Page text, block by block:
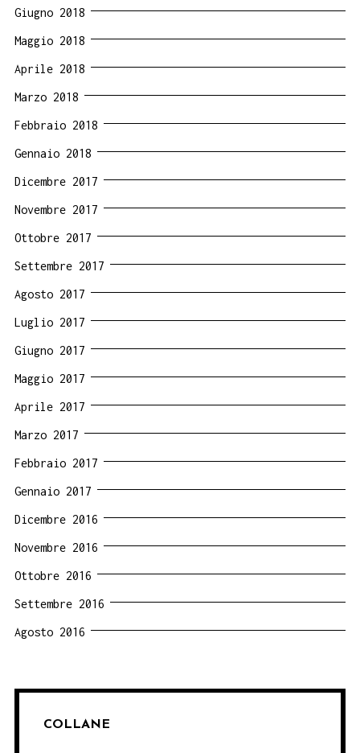
Giugno 2018
Maggio 2018
Aprile 2018
Marzo 2018
Febbraio 2018
Gennaio 2018
Dicembre 2017
Novembre 2017
Ottobre 2017
Settembre 2017
Agosto 2017
Luglio 2017
Giugno 2017
Maggio 2017
Aprile 2017
Marzo 2017
Febbraio 2017
Gennaio 2017
Dicembre 2016
Novembre 2016
Ottobre 2016
Settembre 2016
Agosto 2016
COLLANE